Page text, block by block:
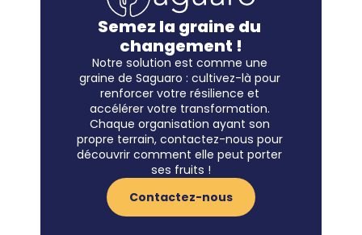
Semez la graine du
changement !
Notre solution est comme une
graine de Saguaro : cultivez-là pour
renforcer votre résilience et
accélérer votre transformation.
Chaque organisation ayant son
propre terrain, contactez-nous pour
découvrir comment elle peut porter
ses fruits !
Contactez-nous